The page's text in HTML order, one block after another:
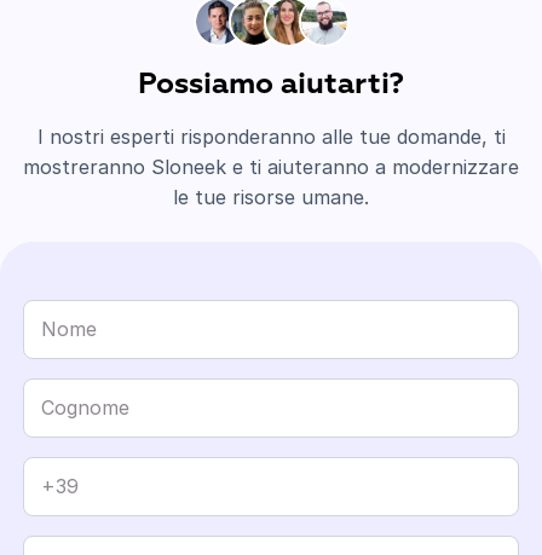
Possiamo aiutarti?
I nostri esperti risponderanno alle tue domande, ti
mostreranno Sloneek e ti aiuteranno a modernizzare
le tue risorse umane.